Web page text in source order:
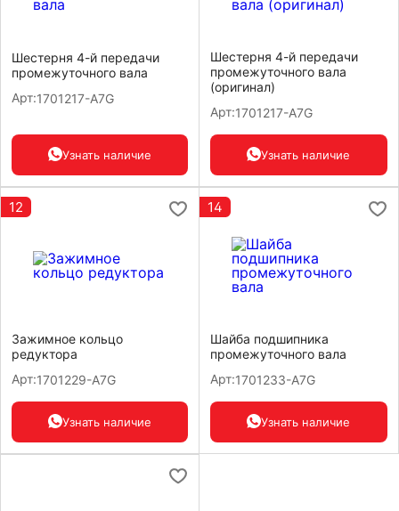
Шестерня 4-й передачи
промежуточного вала
Арт:1701217-A7G
Узнать наличие
Шестерня 4-й передачи
промежуточного вала
(оригинал)
Арт:1701217-A7G
Узнать наличие
12
Зажимное кольцо
редуктора
Арт:1701229-A7G
Узнать наличие
14
Шайба подшипника
промежуточного вала
Арт:1701233-A7G
Узнать наличие